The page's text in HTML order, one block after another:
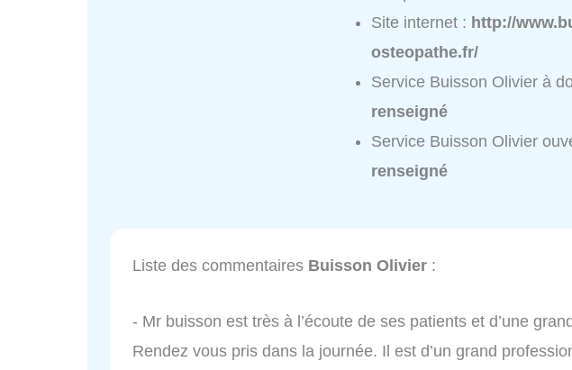
Site internet : http://
osteopathe.fr/
Service Buisson Olivier à
renseigné
Service Buisson Olivier
renseigné
Liste des commentaires Buisson Olivier :
- Mr buisson est très à l’écoute de ses patients et d’une
Rendez vous pris dans la journée. Il est d’un grand